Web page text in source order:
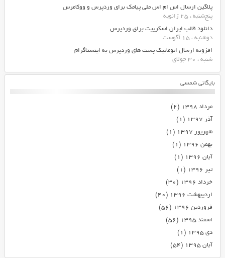
پلاگین ارسال اس ام اس ملی پیامک برای وردپرس و ووکامرس
پنج‌شنبه ، 25 ژانویه
دانلود قالب ایران اسکریپت برای وردپرس
دوشنبه ، 15 آگوست
افزونه ارسال اتوماتیک پست های وردپرس به اینستاگرام
شنبه ، 30 جولای
بایگانی شمسی
مرداد ۱۳۹۸
(۲)
آذر ۱۳۹۷
(۱)
شهریور ۱۳۹۷
(۱)
بهمن ۱۳۹۶
(۱)
آبان ۱۳۹۶
(۱)
تیر ۱۳۹۶
(۱)
خرداد ۱۳۹۶
(۳۰)
اردیبهشت ۱۳۹۶
(۴۰)
فروردین ۱۳۹۶
(۵۶)
اسفند ۱۳۹۵
(۵۶)
دی ۱۳۹۵
(۱)
آبان ۱۳۹۵
(۵۴)